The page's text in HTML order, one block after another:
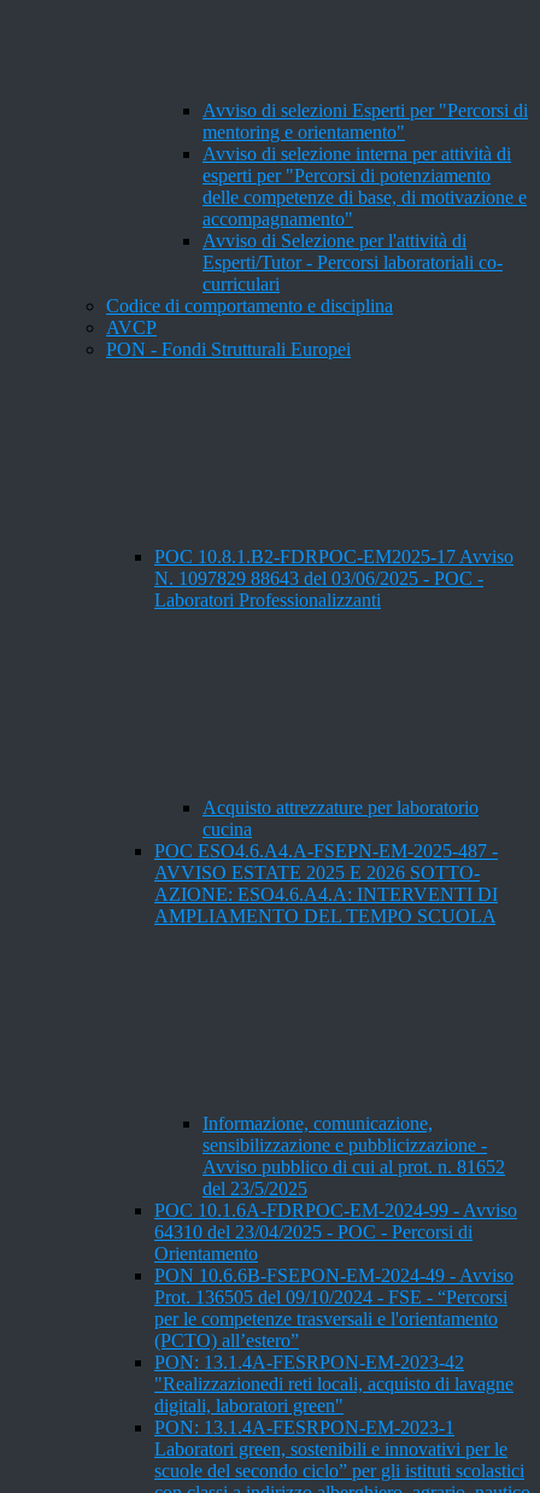
Avviso di selezioni Esperti per "Percorsi di
mentoring e orientamento"
Avviso di selezione interna per attività di
esperti per "Percorsi di potenziamento
delle competenze di base, di motivazione e
accompagnamento"
Avviso di Selezione per l'attività di
Esperti/Tutor - Percorsi laboratoriali co-
curriculari
Codice di comportamento e disciplina
AVCP
PON - Fondi Strutturali Europei
POC 10.8.1.B2-FDRPOC-EM2025-17 Avviso
N. 1097829 88643 del 03/06/2025 - POC -
Laboratori Professionalizzanti
Acquisto attrezzature per laboratorio
cucina
POC ESO4.6.A4.A-FSEPN-EM-2025-487 -
AVVISO ESTATE 2025 E 2026 SOTTO-
AZIONE: ESO4.6.A4.A: INTERVENTI DI
AMPLIAMENTO DEL TEMPO SCUOLA
Informazione, comunicazione,
sensibilizzazione e pubblicizzazione -
Avviso pubblico di cui al prot. n. 81652
del 23/5/2025
POC 10.1.6A-FDRPOC-EM-2024-99 - Avviso
64310 del 23/04/2025 - POC - Percorsi di
Orientamento
PON 10.6.6B-FSEPON-EM-2024-49 - Avviso
Prot. 136505 del 09/10/2024 - FSE - “Percorsi
per le competenze trasversali e l'orientamento
(PCTO) all’estero”
PON: 13.1.4A-FESRPON-EM-2023-42
"Realizzazionedi reti locali, acquisto di lavagne
digitali, laboratori green"
PON: 13.1.4A-FESRPON-EM-2023-1
Laboratori green, sostenibili e innovativi per le
scuole del secondo ciclo” per gli istituti scolastici